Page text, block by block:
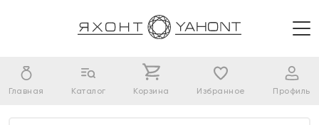
Главная Каталог Корзина Избранное Профиль